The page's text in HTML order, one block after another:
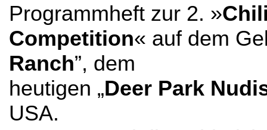
Programmheft zur 2. »
Competition« auf dem
Ranch”, dem
heutigen „Deer Park
USA.